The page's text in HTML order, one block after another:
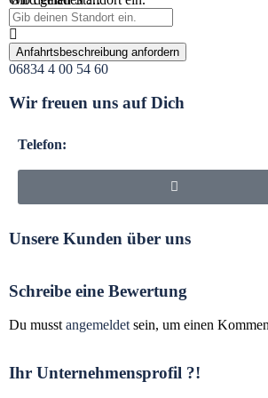
Anfahrtsbeschreibung anfordern
06834 4 00 54 60
Wir freuen uns auf Dich
Telefon:
Unsere Kunden über uns
Schreibe eine Bewertung
Du musstangemeldetsein, um einen
Ihr Unternehmensprofil ?!